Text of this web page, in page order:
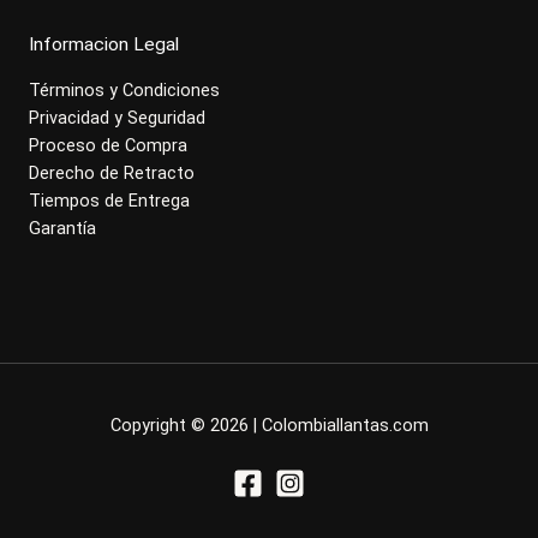
Informacion Legal
Términos y Condiciones
Privacidad y Seguridad
Proceso de Compra
Derecho de Retracto
Tiempos de Entrega
Garantía
Copyright © 2026 | Colombiallantas.com